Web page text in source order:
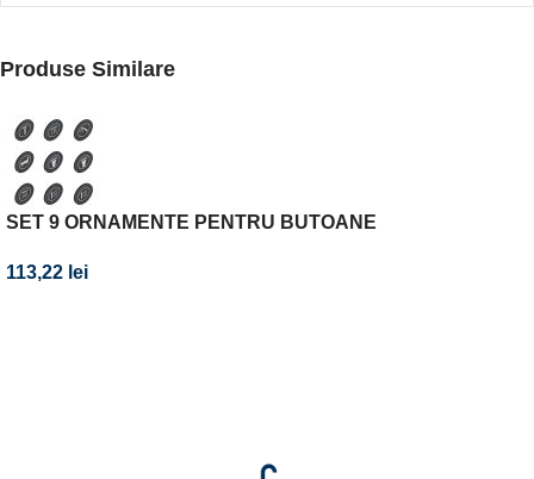
Produse Similare
SET 9 ORNAMENTE PENTRU BUTOANE
113,22 lei